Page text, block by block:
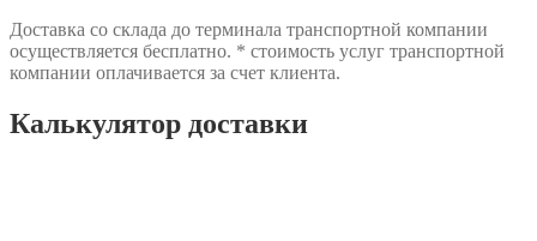
Доставка со склада до терминала транспортной компании
осуществляется бесплатно. * стоимость услуг транспортной
компании оплачивается за счет клиента.
Калькулятор доставки